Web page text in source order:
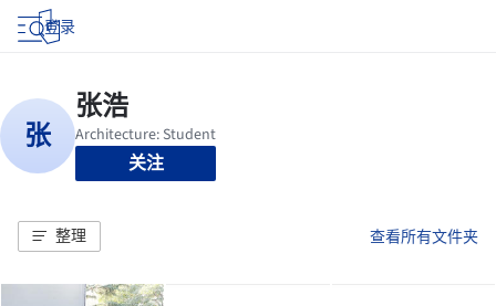
登录
关注
整理 查看所有文件夹